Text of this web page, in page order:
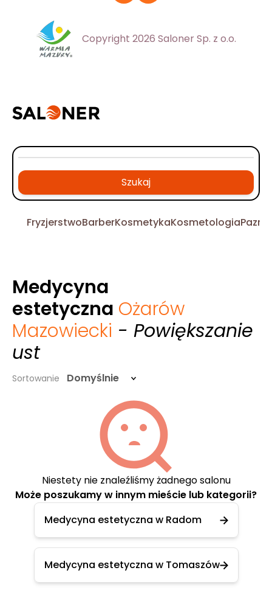
Copyright 2026 Saloner Sp. z o.o.
Szukaj
FryzjerstwoBarberKosmetykaKosmetologia
Medycyna
estetyczna Ożarów
Mazowiecki - Powiększanie
ust
Sortowanie Domyślnie
Niestety nie znaleźliśmy żadnego salonu
Może poszukamy w innym mieście lub kategorii?
Medycyna estetyczna w Radom
Medycyna estetyczna w Tomaszów